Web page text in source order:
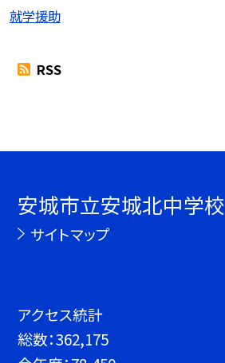
就学援助
RSS
安城市立安城北中学校
サイトマップ
アクセス統計
総数：362,175